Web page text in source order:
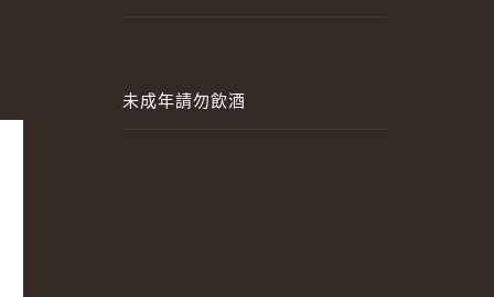
未成年請勿飲酒